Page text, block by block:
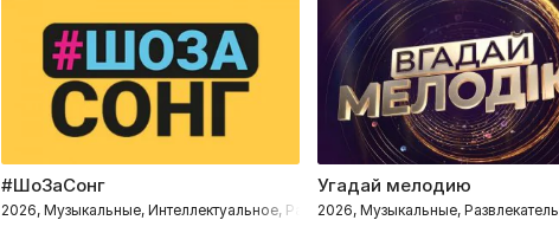
#ШоЗаСонг
2026, Музыкальные, Интеллектуальное, Развлекательное
Угадай мелодию
2026, Музыкальные,